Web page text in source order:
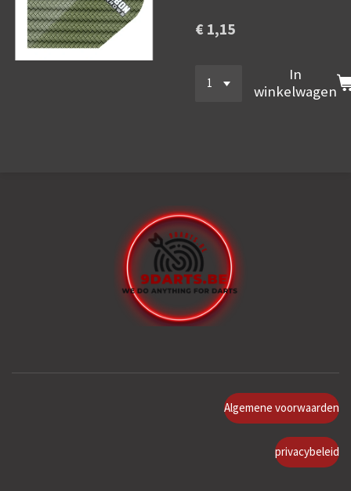
€ 1,15
In
winkelwagen
Algemene voorwaarden
privacybeleid